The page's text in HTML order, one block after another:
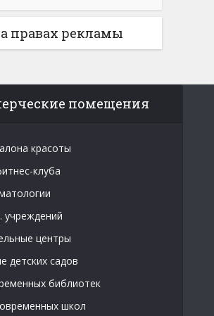
правах рекламы
помещения
красоты
клуба
учреждений
центры
детских садов
библиотек
школ